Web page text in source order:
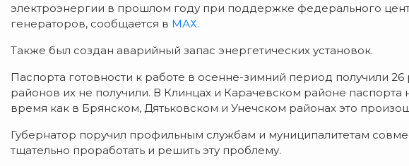
электроэнергии в прошлом году при поддержке федерального
генераторов, сообщается в МАХ.
Также был создан аварийный запас энергетических установок.
Паспорта готовности к работе в осенне-зимний период получили 26
районов их не получили. В Клинцах и Карачевском районе паспорта
время как в Брянском, Дятьковском и Унечском районах это
Губернатор поручил профильным службам и муниципалитетам
тщательно проработать и решить эту проблему.